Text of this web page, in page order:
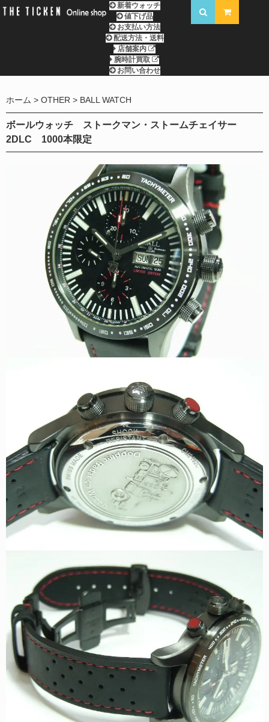
新着ウォッチ
値下げ品
お支払い方法
配送方法・送料
店舗案内
腕時計買取
お問い合わせ
ホーム OTHER BALL WATCH
ボールウォッチ ストークマン・ストームチェイサー
2DLC 1000本限定